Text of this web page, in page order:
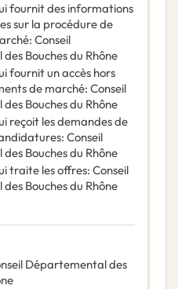
fournit des informations
sur la procédure de
: Conseil
Bouches du Rhône
fournit un accès hors
de marché: Conseil
Bouches du Rhône
reçoit les demandes de
: Conseil
Bouches du Rhône
traite les offres: Conseil
Bouches du Rhône
Départemental des